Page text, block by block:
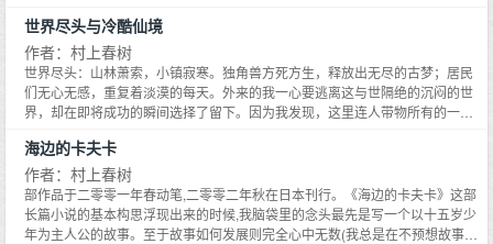
存，可雨的守护神笛克，却也躲不过一场莫名的车祸。度过了一段死亡陪伴的
惊魂日子，我终于在宾馆女服务员由美吉那里找到了安全感，也有了在安静城
市过安静生活的具体计划。可是，那第六具白骨到底意味着谁呢？我依然脱不
出死亡之屋。
世界尽头与冷酷仙境
作者：村上春树
世界尽头：山林萧索，小镇寂寒。独角兽方死方生，释放出无尽的古梦；居民
们无心无感，重复着淡漠的每天。外来的我一心要逃离这与世隔绝的沉闷的世
界，却在即将成功的瞬间选择了留下。因为我发现，这里连人带物所有的一切
上春树最具艺术张力的小说，与《挪威的森林》、《舞！舞！舞》齐名的三大
杰作之一。
海边的卡夫卡
作者：村上春树
部作品于二零零一年春动笔,二零零二年秋在日本刊行。《海边的卡夫卡》这部
长篇小说的基本构思浮现出来的时候,我脑袋里的念头最先是写一个以十五岁少
年为主人公的故事。至于故事如何发展则完全心中无数(我总是在不预想故事发